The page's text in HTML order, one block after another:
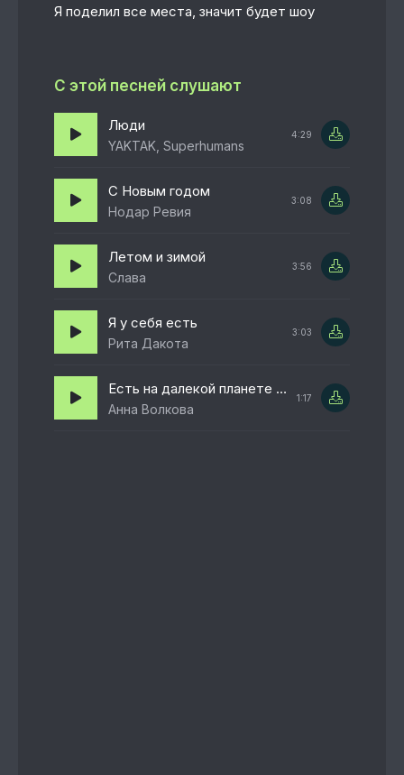
Я поделил все места, значит будет шоу
С этой песней слушают
Люди
YAKTAK, Superhumans
4:29
С Новым годом
Нодар Ревия
3:08
Летом и зимой
Слава
3:56
Я у себя есть
Рита Дакота
3:03
Есть на далекой планете город влюбленных людей
Анна Волкова
1:17